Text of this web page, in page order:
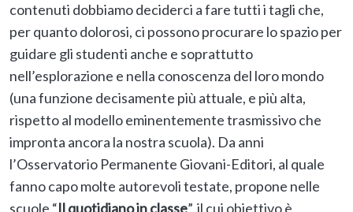
contenuti dobbiamo deciderci a fare tutti i tagli che,
per quanto dolorosi, ci possono procurare lo spazio per
guidare gli studenti anche e soprattutto
nell’esplorazione e nella conoscenza del loro mondo
(una funzione decisamente più attuale, e più alta,
rispetto al modello eminentemente trasmissivo che
impronta ancora la nostra scuola). Da anni
l’Osservatorio Permanente Giovani-Editori, al quale
fanno capo molte autorevoli testate, propone nelle
scuole “Il quotidiano in classe”, il cui obiettivo è